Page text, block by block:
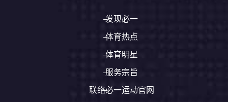
发现必一
体育热点
体育明星
服务宗旨
联络必一运动官网